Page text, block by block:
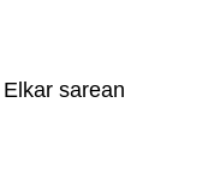
sarean